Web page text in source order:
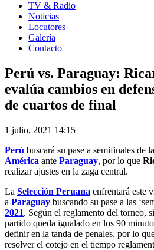
TV & Radio
Noticias
Locutores
Galería
Contacto
Perú vs. Paraguay:
evalúa cambios en
de cuartos de final
1 julio, 2021 14:15
Perú buscará su pase a semifinales de la
América ante Paraguay, por lo que
realizar ajustes en la zaga central.
La Selección Peruana enfrentará este
a Paraguay buscando su pase a las
2021. Según el reglamento del torneo,
partido queda igualado en los 90
definir en la tanda de penales, por lo
resolver el cotejo en el tiempo